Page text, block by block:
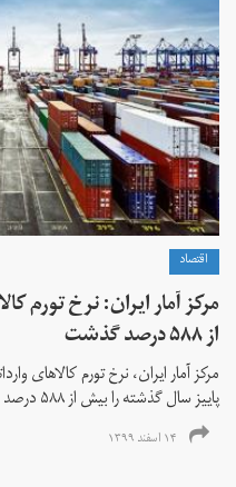
اقتصاد
مرکز آمار ایران: نرخ تورم
از ۵۸۸ درصد گذشت
مرکز آمار ایران، نرخ تورم كالاهای
پاییز سال گذشته را بیش از ۵۸۸ درصد و نرخ تورم سالانه این کالاها را بیش از...
۱۴ اسفند ۱۳۹۹